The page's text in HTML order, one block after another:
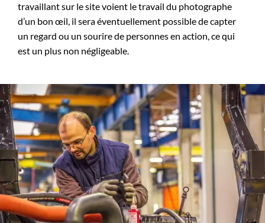
travaillant sur le site voient le travail du photographe
d’un bon œil, il sera éventuellement possible de capter
un regard ou un sourire de personnes en action, ce qui
est un plus non négligeable.